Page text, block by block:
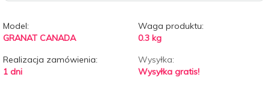
Model:
GRANAT CANADA
Waga produktu:
0.3 kg
Realizacja zamówienia:
1 dni
Wysyłka:
Wysyłka gratis!